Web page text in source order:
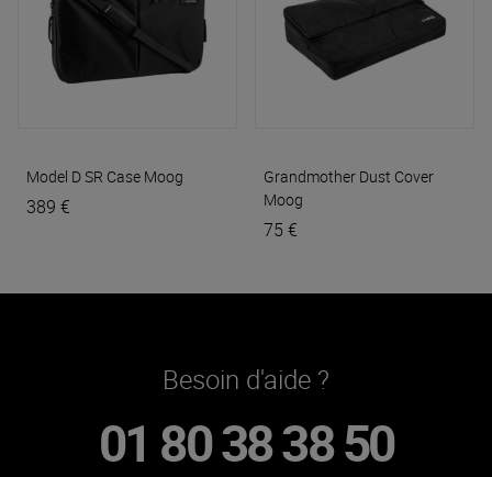
Model D SR Case Moog
389 €
Grandmother Dust Cover
Moog
75 €
Besoin d'aide ?
01 80 38 38 50